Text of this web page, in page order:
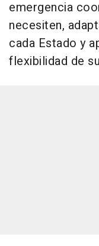
emergencia
necesiten,
cada Estado y
flexibilidad de